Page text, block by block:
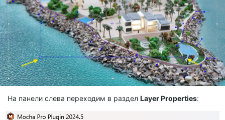
На панели слева переходим в раздел Layer Properties: